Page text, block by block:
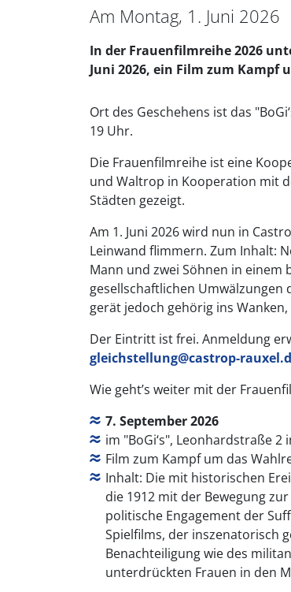
Am Montag, 1. Juni 2026
In der Frauenfilmreihe 2026
Juni 2026, ein Film zum Kampf
Ort des Geschehens ist das
19 Uhr.
Die Frauenfilmreihe ist eine
und Waltrop in Kooperation mit
Städten gezeigt.
Am 1. Juni 2026 wird nun in
Leinwand flimmern. Zum Inhalt:
Mann und zwei Söhnen in einem
gesellschaftlichen Umwälzungen
gerät jedoch gehörig ins
Der Eintritt ist frei. Anmeldung
gleichstellung@castrop-
Wie geht’s weiter mit der
7. September 2026
im "BoGi‘s", Leonhardstraße 2
Film zum Kampf um das
Inhalt: Die mit historischen
die 1912 mit der Bewegung
politische Engagement der
Spielfilms, der inszenatorisch
Benachteiligung wie des
unterdrückten Frauen in den